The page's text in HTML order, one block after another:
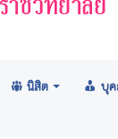
นิสิต บุค